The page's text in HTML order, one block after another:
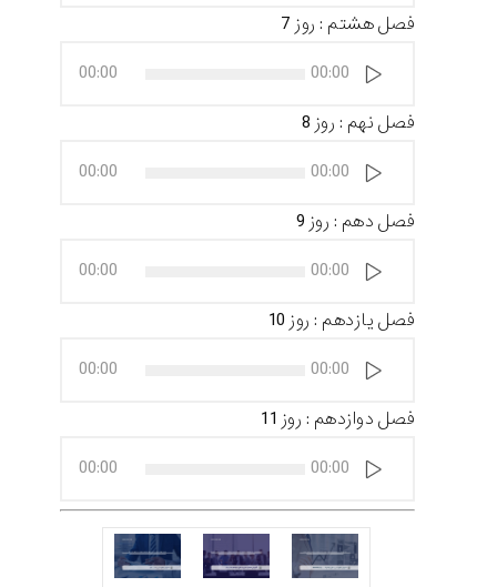
فصل هشتم : روز 7
صوت
00:00
00:00
فصل نهم : روز 8
صوت
00:00
00:00
فصل دهم : روز 9
صوت
00:00
00:00
فصل یازدهم : روز 10
صوت
00:00
00:00
فصل دوازدهم : روز 11
صوت
00:00
00:00